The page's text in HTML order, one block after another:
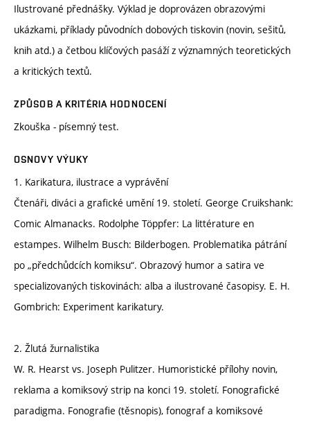
Ilustrované přednášky. Výklad je doprovázen obrazovými
ukázkami, příklady původních dobových tiskovin (novin, sešitů,
knih atd.) a četbou klíčových pasáží z významných teoretických
a kritických textů.
ZPŮSOB A KRITÉRIA HODNOCENÍ
Zkouška - písemný test.
OSNOVY VÝUKY
1. Karikatura, ilustrace a vyprávění
Čtenáři, diváci a grafické umění 19. století. George Cruikshank:
Comic Almanacks. Rodolphe Töppfer: La littérature en
estampes. Wilhelm Busch: Bilderbogen. Problematika pátrání
po „předchůdcích komiksu“. Obrazový humor a satira ve
specializovaných tiskovinách: alba a ilustrované časopisy. E. H.
Gombrich: Experiment karikatury.
2. Žlutá žurnalistika
W. R. Hearst vs. Joseph Pulitzer. Humoristické přílohy novin,
reklama a komiksový strip na konci 19. století. Fonografické
paradigma. Fonografie (těsnopis), fonograf a komiksové